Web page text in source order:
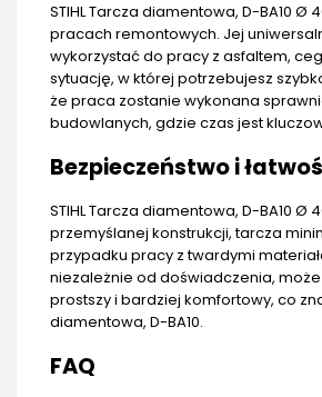
STIHL Tarcza diamentowa, D-BA10
pracach remontowych. Jej
wykorzystać do pracy z asfaltem,
sytuację, w której potrzebujesz
że praca zostanie wykonana
budowlanych, gdzie czas jest
Bezpieczeństwo i
STIHL Tarcza diamentowa, D-BA10
przemyślanej konstrukcji, tarcza
przypadku pracy z twardymi
niezależnie od doświadczenia,
prostszy i bardziej komfortowy, co
diamentowa, D-BA10.
FAQ